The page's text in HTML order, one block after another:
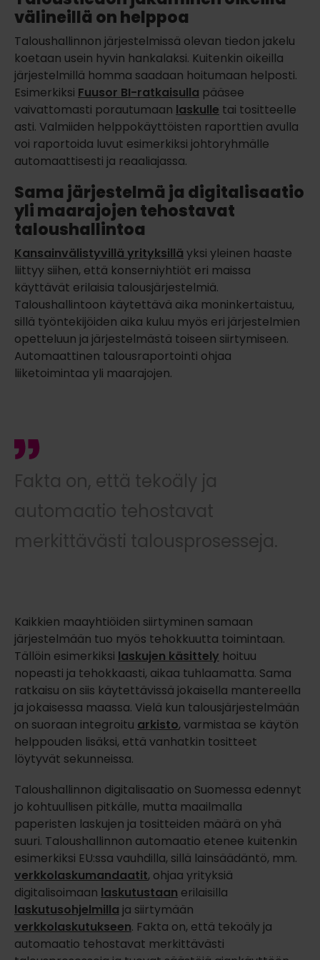
välineillä on helppoa
Taloushallinnon järjestelmissä olevan tiedon jakelu
koetaan usein hyvin hankalaksi. Kuitenkin oikeilla
järjestelmillä homma saadaan hoitumaan helposti.
Esimerkiksi Fuusor BI-ratkaisulla pääsee
vaivattomasti porautumaan laskulle tai tositteelle
asti. Valmiiden helppokäyttöisten raporttien avulla
voi raportoida luvut esimerkiksi johtoryhmälle
automaattisesti ja reaaliajassa.
Sama järjestelmä ja digitalisaatio
yli maarajojen tehostavat
taloushallintoa
Kansainvälistyvillä yrityksillä yksi yleinen haaste
liittyy siihen, että konserniyhtiöt eri maissa
käyttävät erilaisia talousjärjestelmiä.
Taloushallintoon käytettävä aika moninkertaistuu,
sillä työntekijöiden aika kuluu myös eri järjestelmien
opetteluun ja järjestelmästä toiseen siirtymiseen.
Automaattinen talousraportointi ohjaa
liiketoimintaa yli maarajojen.
Fakta on, että tekoäly ja
automaatio tehostavat
merkittävästi talousprosesseja.
Kaikkien maayhtiöiden siirtyminen samaan
järjestelmään tuo myös tehokkuutta toimintaan.
Tällöin esimerkiksi laskujen käsittely hoituu
nopeasti ja tehokkaasti, aikaa tuhlaamatta. Sama
ratkaisu on siis käytettävissä jokaisella mantereella
ja jokaisessa maassa. Vielä kun talousjärjestelmään
on suoraan integroitu arkisto, varmistaa se käytön
helppouden lisäksi, että vanhatkin tositteet
löytyvät sekunneissa.
Taloushallinnon digitalisaatio on Suomessa edennyt
jo kohtuullisen pitkälle, mutta maailmalla
paperisten laskujen ja tositteiden määrä on yhä
suuri. Taloushallinnon automaatio etenee kuitenkin
esimerkiksi EU:ssa vauhdilla, sillä lainsäädäntö, mm.
verkkolaskumandaatit, ohjaa yrityksiä
digitalisoimaan laskutustaan erilaisilla
laskutusohjelmilla ja siirtymään
verkkolaskutukseen. Fakta on, että tekoäly ja
automaatio tehostavat merkittävästi